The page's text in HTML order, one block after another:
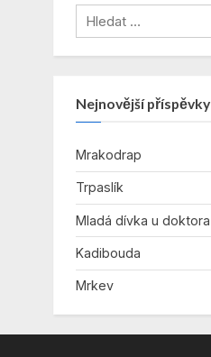
Vyhledávání
Nejnovější příspěvky
Mrakodrap
Trpaslík
Mladá dívka u doktora
Kadibouda
Mrkev